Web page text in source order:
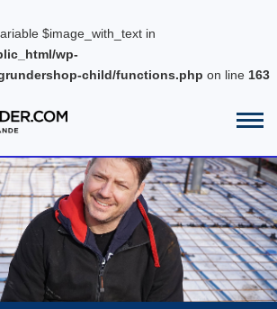
$image_with_text in
wp-
child/functions.php on line 163